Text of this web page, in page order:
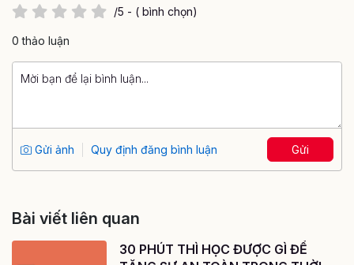
/5 - ( bình chọn)
0 thảo luận
Gửi ảnh Quy định đăng bình luận Gửi
Bài viết liên quan
30 PHÚT THÌ HỌC ĐƯỢC GÌ ĐỂ